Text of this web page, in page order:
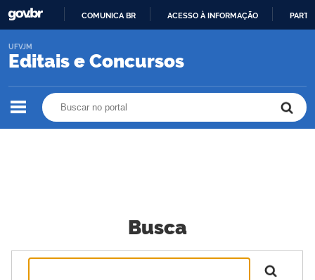
O
COMUNICA BR ACESSO À INFORMAÇÃO
Editais e Concursos
UFVJM
Busca